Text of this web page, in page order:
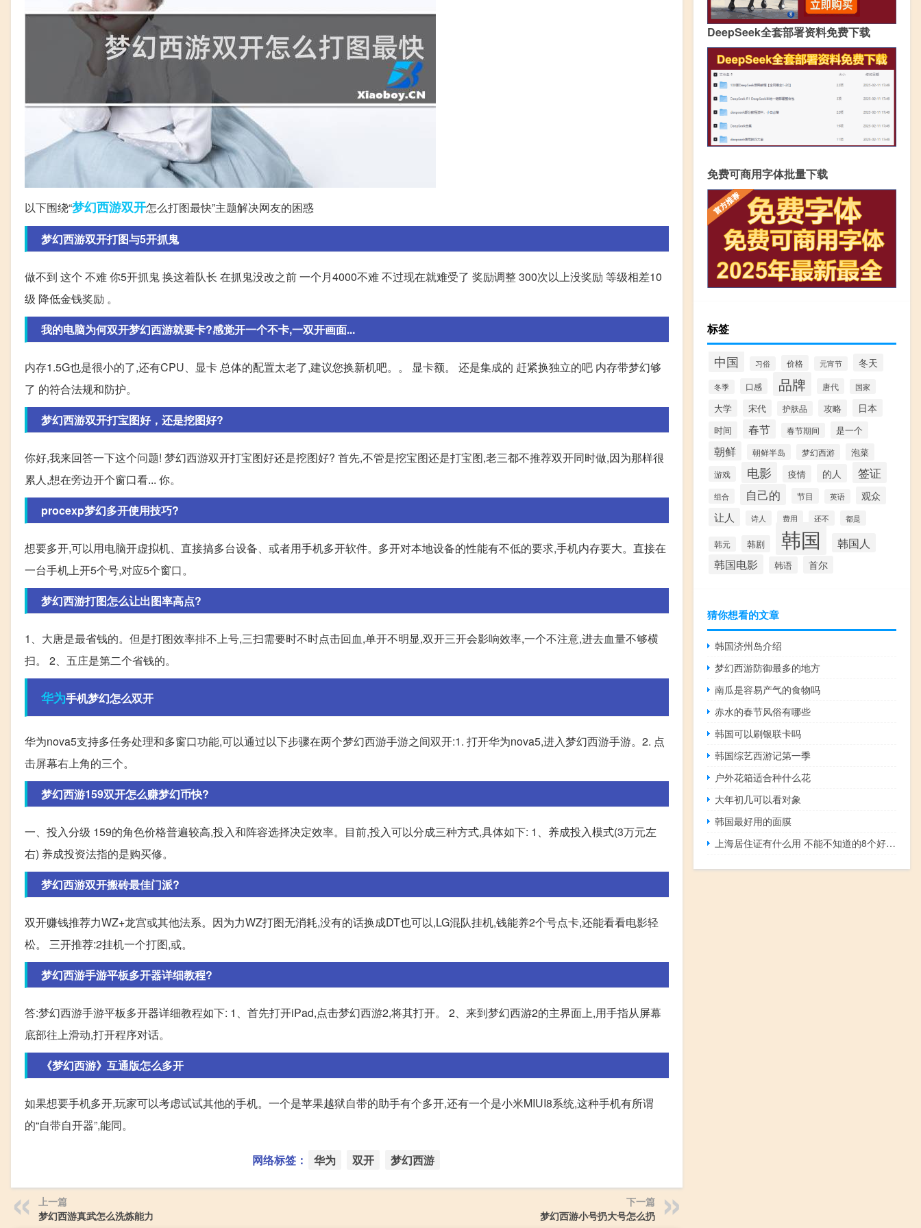
以下围绕“梦幻西游双开怎么打图最快”主题解决网友的困惑
梦幻西游双开打图与5开抓鬼
做不到 这个 不难 你5开抓鬼 换这着队长 在抓鬼没改之前 一个月4000不难 不过现在就难受了 奖励调整 300次以上没奖励 等级相差10
级 降低金钱奖励 。
我的电脑为何双开梦幻西游就要卡?感觉开一个不卡,一双开画面...
内存1.5G也是很小的了,还有CPU、显卡 总体的配置太老了,建议您换新机吧。。 显卡额。 还是集成的 赶紧换独立的吧 内存带梦幻够
了 的符合法规和防护。
梦幻西游双开打宝图好，还是挖图好?
你好,我来回答一下这个问题! 梦幻西游双开打宝图好还是挖图好? 首先,不管是挖宝图还是打宝图,老三都不推荐双开同时做,因为那样很
累人,想在旁边开个窗口看... 你。
procexp梦幻多开使用技巧?
想要多开,可以用电脑开虚拟机、直接搞多台设备、或者用手机多开软件。多开对本地设备的性能有不低的要求,手机内存要大。直接在
一台手机上开5个号,对应5个窗口。
梦幻西游打图怎么让出图率高点?
1、大唐是最省钱的。但是打图效率排不上号,三扫需要时不时点击回血,单开不明显,双开三开会影响效率,一个不注意,进去血量不够横
扫。 2、五庄是第二个省钱的。
华为手机梦幻怎么双开
华为nova5支持多任务处理和多窗口功能,可以通过以下步骤在两个梦幻西游手游之间双开:1. 打开华为nova5,进入梦幻西游手游。2. 点
击屏幕右上角的三个。
梦幻西游159双开怎么赚梦幻币快?
一、投入分级 159的角色价格普遍较高,投入和阵容选择决定效率。目前,投入可以分成三种方式,具体如下: 1、养成投入模式(3万元左
右) 养成投资法指的是购买修。
梦幻西游双开搬砖最佳门派?
双开赚钱推荐力WZ+龙宫或其他法系。因为力WZ打图无消耗,没有的话换成DT也可以,LG混队挂机,钱能养2个号点卡,还能看看电影轻
松。 三开推荐:2挂机一个打图,或。
梦幻西游手游平板多开器详细教程?
答:梦幻西游手游平板多开器详细教程如下: 1、首先打开iPad,点击梦幻西游2,将其打开。 2、来到梦幻西游2的主界面上,用手指从屏幕
底部往上滑动,打开程序对话。
《梦幻西游》互通版怎么多开
如果想要手机多开,玩家可以考虑试试其他的手机。一个是苹果越狱自带的助手有个多开,还有一个是小米MIUI8系统,这种手机有所谓
的“自带自开器”,能同。
网络标签： 华为 双开 梦幻西游
上一篇
梦幻西游真武怎么洗炼能力
下一篇
梦幻西游小号扔大号怎么扔
DeepSeek全套部署资料免费下载
免费可商用字体批量下载
标签
中国 习俗 价格 元宵节 冬天
冬季 口感 品牌 唐代 国家
大学 宋代 护肤品 攻略 日本
时间 春节 春节期间 是一个
朝鲜 朝鲜半岛 梦幻西游 泡菜
游戏 电影 疫情 的人 签证
组合 自己的 节目 英语 观众
让人 诗人 费用 还不 都是
韩元 韩剧 韩国 韩国人
韩国电影 韩语 首尔
猜你想看的文章
韩国济州岛介绍
梦幻西游防御最多的地方
南瓜是容易产气的食物吗
赤水的春节风俗有哪些
韩国可以刷银联卡吗
韩国综艺西游记第一季
户外花箱适合种什么花
大年初几可以看对象
韩国最好用的面膜
上海居住证有什么用 不能不知道的8个好处（上海居住证有什么用）